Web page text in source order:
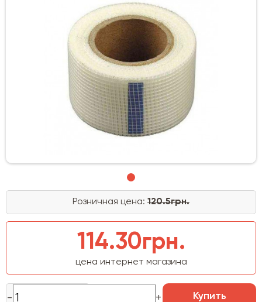
Розничная цена: 120.5грн.
114.30грн.
цена интернет магазина
Купить